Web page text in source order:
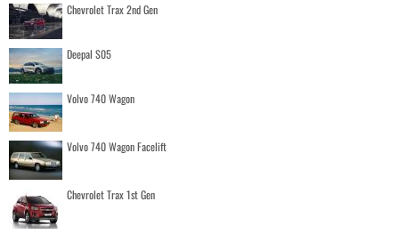
Chevrolet Trax 2nd Gen
Deepal S05
Volvo 740 Wagon
Volvo 740 Wagon Facelift
Chevrolet Trax 1st Gen